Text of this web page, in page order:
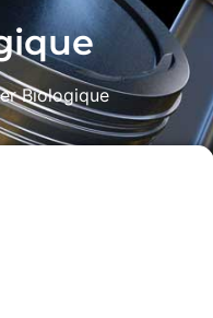
Biologique